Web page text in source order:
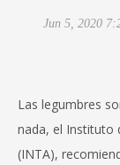
Jun 5, 2020
Las legumbres
nada, el Instituto
(INTA),